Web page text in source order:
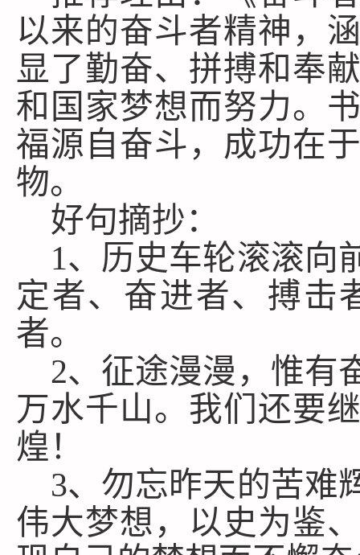
以来的奋斗者精神，
显了勤奋、拼搏和奉
和国家梦想而努力。
福源自奋斗，成功在
物。
好句摘抄：
1、历史车轮滚滚向
定者、奋进者、搏击
者。
2、征途漫漫，惟有
万水千山。我们还要
煌！
3、勿忘昨天的苦难
伟大梦想，以史为鉴